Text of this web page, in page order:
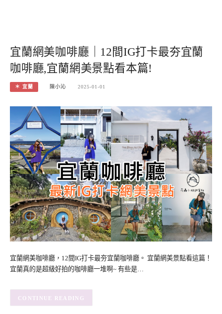
宜蘭網美咖啡廳｜12間IG打卡最夯宜蘭
咖啡廳,宜蘭網美景點看本篇!
＊ 宜蘭 陳小沁 2025-01-01
宜蘭網美咖啡廳，12間IG打卡最夯宜蘭咖啡廳。 宜蘭網美景點看這篇！
宜蘭真的是超級好拍的咖啡廳一堆啊~ 有些是…
CONTINUE READING